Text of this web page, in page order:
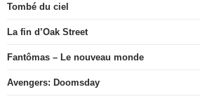
Tombé du ciel
La fin d’Oak Street
Fantômas – Le nouveau monde
Avengers: Doomsday